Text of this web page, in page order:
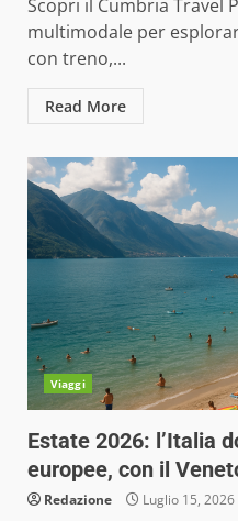
Scopri il Cumbria Travel
multimodale per
con treno,...
Read More
Viaggi
Estate 2026: l’Italia
europee, con il
Redazione Luglio 15, 2026